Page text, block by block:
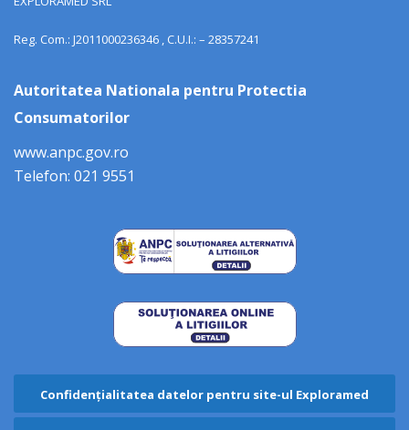
Reg. Com.: J2011000236346 , C.U.I.: – 28357241
Autoritatea Nationala pentru Protectia
Consumatorilor
www.anpc.gov.ro
Telefon: 021 9551
Confidențialitatea datelor pentru site-ul Exploramed